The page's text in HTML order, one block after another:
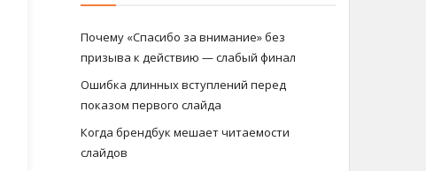
Почему «Спасибо за внимание» без
призыва к действию — слабый финал
Ошибка длинных вступлений перед
показом первого слайда
Когда брендбук мешает читаемости
слайдов